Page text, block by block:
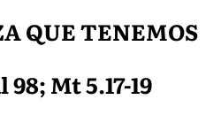
QUE TENEMOS
98; Mt 5.17-19